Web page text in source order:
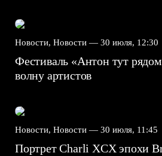
Новости, Новости — 30 июля, 12:30
Фестиваль «Антон тут
волну артистов
Новости, Новости — 30 июля, 11:45
Портрет Charli XCX эпохи